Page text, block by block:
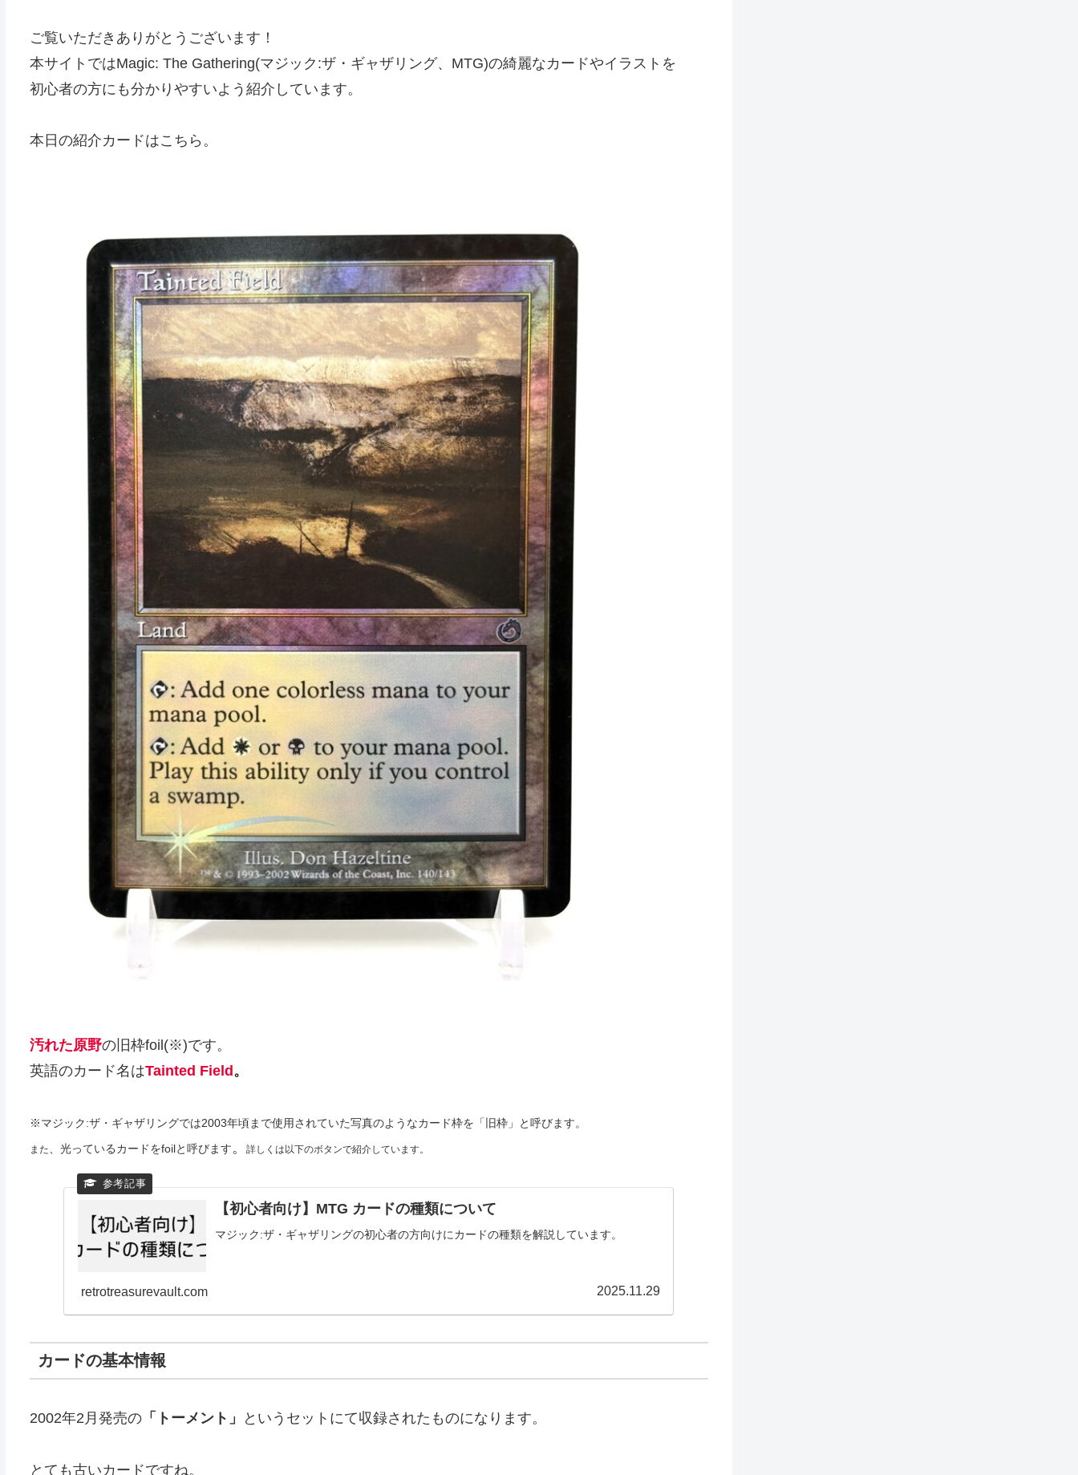
ご覧いただきありがとうございます！
本サイトではMagic: The Gathering(マジック:ザ・ギャザリング、MTG)の綺麗なカードやイラストを
初心者の方にも分かりやすいよう紹介しています。
本日の紹介カードはこちら。
汚れた原野の旧枠foil(※)です。
英語のカード名はTainted Field 。
※マジック:ザ・ギャザリングでは2003年頃まで使用されていた写真のようなカード枠を「旧枠」と呼びます。
また、光っているカードをfoilと呼びます。 詳しくは以下のボタンで紹介しています。
【初心者向け】MTG カードの種類について
マジック:ザ・ギャザリングの初心者の方向けにカードの種類を解説しています。
retrotreasurevault.com 2025.11.29
カードの基本情報
2002年2月発売の「トーメント」 というセットにて収録されたものになります。
とても古いカードですね。